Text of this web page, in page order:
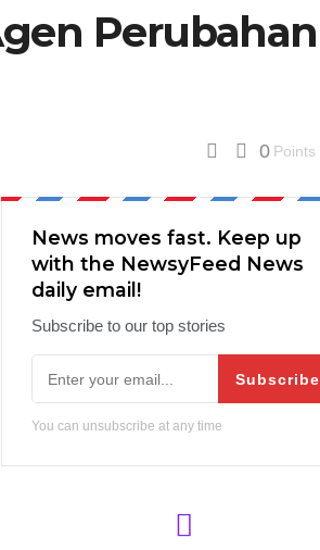
Perubahan
0 Points
News moves fast. Keep up
with the NewsyFeed News
daily email!
Subscribe to our top stories
Subscribe
You can unsubscribe at any time